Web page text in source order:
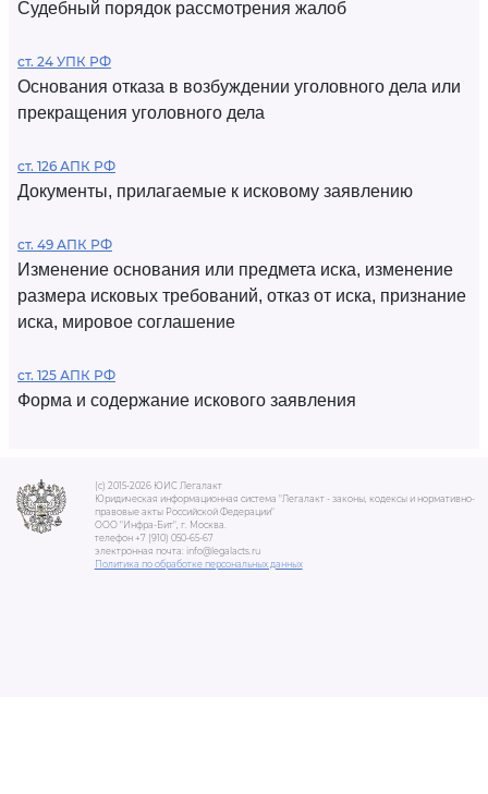
Судебный порядок рассмотрения жалоб
ст. 24 УПК РФ
Основания отказа в возбуждении уголовного дела или
прекращения уголовного дела
ст. 126 АПК РФ
Документы, прилагаемые к исковому заявлению
ст. 49 АПК РФ
Изменение основания или предмета иска, изменение
размера исковых требований, отказ от иска, признание
иска, мировое соглашение
ст. 125 АПК РФ
Форма и содержание искового заявления
(c) 2015-2026 ЮИС Легалакт
Юридическая информационная система "Легалакт - законы, кодексы и нормативно-
правовые акты Российской Федерации"
ООО "Инфра-Бит", г. Москва.
телефон +7 (910) 050-65-67
электронная почта: info@legalacts.ru
Политика по обработке персональных данных